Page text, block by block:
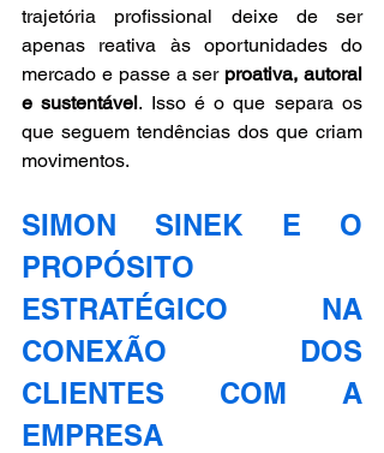
trajetória profissional deixe de ser
apenas reativa às oportunidades do
mercado e passe a ser proativa, autoral
e sustentável. Isso é o que separa os
que seguem tendências dos que criam
movimentos.
SIMON SINEK E O
PROPÓSITO
ESTRATÉGICO NA
CONEXÃO DOS
CLIENTES COM A
EMPRESA